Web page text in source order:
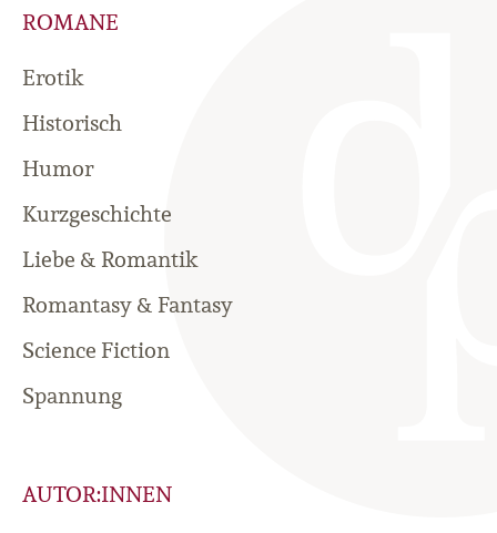
ROMANE
Erotik
Historisch
Humor
Kurzgeschichte
Liebe & Romantik
Romantasy & Fantasy
Science Fiction
Spannung
AUTOR:INNEN